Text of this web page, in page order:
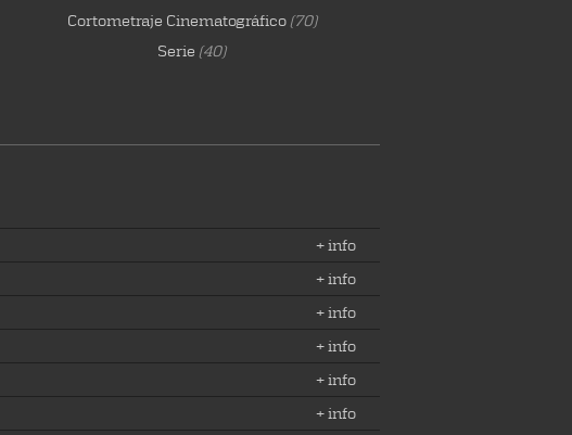
Cortometraje Cinematográfico (70)
Serie (40)
+ info
+ info
+ info
+ info
+ info
+ info